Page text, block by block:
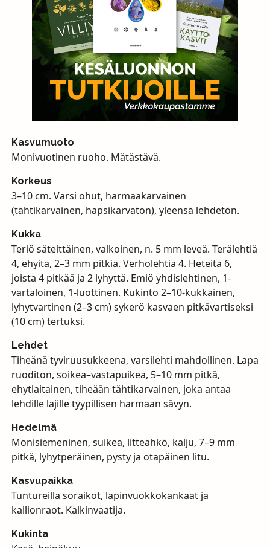
Kasvumuoto
Monivuotinen ruoho. Mätästävä.
Korkeus
3–10 cm. Varsi ohut, harmaakarvainen
(tähtikarvainen, hapsikarvaton), yleensä lehdetön.
Kukka
Teriö säteittäinen, valkoinen, n. 5 mm leveä. Terälehtiä
4, ehyitä, 2–3 mm pitkiä. Verholehtiä 4. Heteitä 6,
joista 4 pitkää ja 2 lyhyttä. Emiö yhdislehtinen, 1-
vartaloinen, 1-luottinen. Kukinto 2–10-kukkainen,
lyhytvartinen (2–3 cm) sykerö kasvaen pitkävartiseksi
(10 cm) tertuksi.
Lehdet
Tiheänä tyviruusukkeena, varsilehti mahdollinen. Lapa
ruoditon, soikea–vastapuikea, 5–10 mm pitkä,
ehytlaitainen, tiheään tähtikarvainen, joka antaa
lehdille lajille tyypillisen harmaan sävyn.
Hedelmä
Monisiemeninen, suikea, litteähkö, kalju, 7–9 mm
pitkä, lyhytperäinen, pysty ja otapäinen litu.
Kasvupaikka
Tuntureilla soraikot, lapinvuokkokankaat ja
kallionraot. Kalkinvaatija.
Kukinta